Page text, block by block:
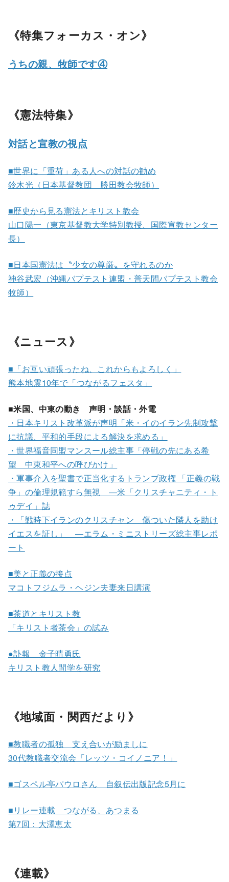
《特集フォーカス・オン》
うちの親、牧師です④
《憲法特集》
対話と宣教の視点
■世界に「重荷」ある人への対話の勧め
鈴木光（日本基督教団 勝田教会牧師）
■歴史から見る憲法とキリスト教会
山口陽一（東京基督教大学特別教授、国際宣教センター
長）
■日本国憲法は〝少女の尊厳〟を守れるのか
神谷武宏（沖縄バプテスト連盟・普天間バプテスト教会
牧師）
《ニュース》
■「お互い頑張ったね、これからもよろしく」
熊本地震10年で「つながるフェスタ」
■米国、中東の動き 声明・談話・外電
・日本キリスト改革派が声明「米・イのイラン先制攻撃
に抗議、平和的手段による解決を求める」
・世界福音同盟マンスール総主事「停戦の先にある希
望 中東和平への呼びかけ」
・軍事介入を聖書で正当化するトランプ政権 「正義の戦
争」の倫理規範すら無視 ―米「クリスチャニティ・ト
ゥデイ」誌
・「戦時下イランのクリスチャン 傷ついた隣人を助け
イエスを証し」 ―エラム・ミニストリーズ総主事レポ
ート
■美と正義の接点
マコトフジムラ・ヘジン夫妻来日講演
■茶道とキリスト教
「キリスト者茶会」の試み
●訃報 金子晴勇氏
キリスト教人間学を研究
《地域面・関西だより》
■教職者の孤独 支え合いが励ましに
30代教職者交流会「レッツ・コイノニア！」
■ゴスペル亭パウロさん 自叙伝出版記念5月に
■リレー連載 つながる、あつまる
第7回：大澤恵太
《連載》